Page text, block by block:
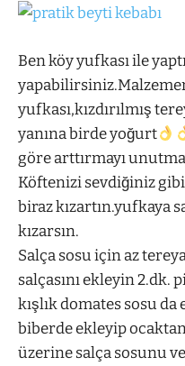
Ben köy yufkası ile
yufkası,kızdırılmış
yanına birde yoğurt
göre arttırmayı
Köftenizi sevdiğiniz
biraz kızartın.yufkaya
kızarsın.
Salça sosu için az
salçasını ekleyin 2.dk.
kışlık domates sosu da
biberde ekleyip
üzerine salça sosunu ve